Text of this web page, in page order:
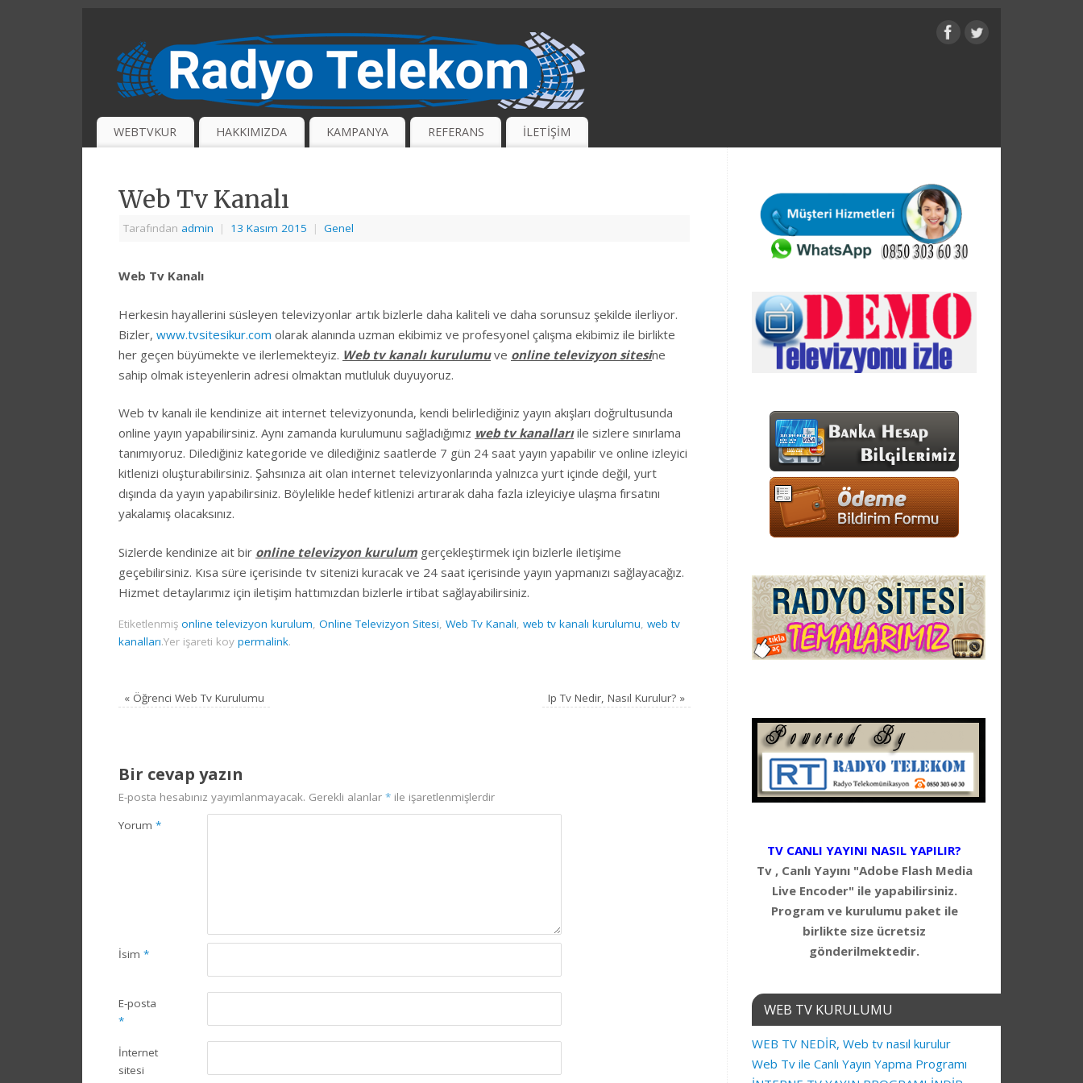
WEBTVKUR HAKKIMIZDA KAMPANYA REFERANS İLETİŞİM
Web Tv Kanalı
Tarafından admin | 13 Kasım 2015 | Genel
Web Tv Kanalı
Herkesin hayallerini süsleyen televizyonlar artık bizlerle daha kaliteli ve daha sorunsuz şekilde ilerliyor.
Bizler, www.tvsitesikur.com olarak alanında uzman ekibimiz ve profesyonel çalışma ekibimiz ile birlikte
her geçen büyümekte ve ilerlemekteyiz. Web tv kanalı kurulumuve online televizyon sitesine
sahip olmak isteyenlerin adresi olmaktan mutluluk duyuyoruz.
Web tv kanalı ile kendinize ait internet televizyonunda, kendi belirlediğiniz yayın akışları doğrultusunda
online yayın yapabilirsiniz. Aynı zamanda kurulumunu sağladığımız web tv kanallarıile sizlere sınırlama
tanımıyoruz. Dilediğiniz kategoride ve dilediğiniz saatlerde 7 gün 24 saat yayın yapabilir ve online izleyici
kitlenizi oluşturabilirsiniz. Şahsınıza ait olan internet televizyonlarında yalnızca yurt içinde değil, yurt
dışında da yayın yapabilirsiniz. Böylelikle hedef kitlenizi artırarak daha fazla izleyiciye ulaşma fırsatını
yakalamış olacaksınız.
Sizlerde kendinize ait bir online televizyon kurulum gerçekleştirmek için bizlerle iletişime
geçebilirsiniz. Kısa süre içerisinde tv sitenizi kuracak ve 24 saat içerisinde yayın yapmanızı sağlayacağız.
Hizmet detaylarımız için iletişim hattımızdan bizlerle irtibat sağlayabilirsiniz.
Etiketlenmiş online televizyon kurulum, Online Televizyon Sitesi, Web Tv Kanalı, web tv kanalı kurulumu, web tv
kanalları.Yer işareti koy permalink.
« Öğrenci Web Tv Kurulumu Ip Tv Nedir, Nasıl Kurulur? »
Bir cevap yazın
E-posta hesabınız yayımlanmayacak. Gerekli alanlar * ile işaretlenmişlerdir
Yorum *
İsim *
E-posta
*
İnternet
sitesi
TV CANLI YAYINI NASIL YAPILIR?
Tv , Canlı Yayını "Adobe Flash Media
Live Encoder" ile yapabilirsiniz.
Program ve kurulumu paket ile
birlikte size ücretsiz
gönderilmektedir.
WEB TV KURULUMU
WEB TV NEDİR, Web tv nasıl kurulur
Web Tv ile Canlı Yayın Yapma Programı